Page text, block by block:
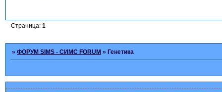
Страница:1
»ФОРУМ SIMS - СИМС FORUM » Генетика